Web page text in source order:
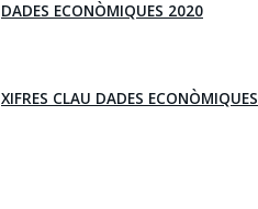
DADES ECONÒMIQUES 2020
XIFRES CLAU DADES ECONÒMIQUES